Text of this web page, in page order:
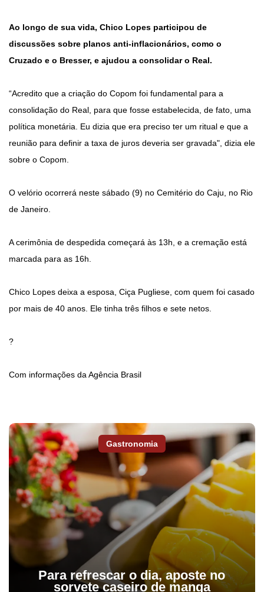
Ao longo de sua vida, Chico Lopes participou de
discussões sobre planos anti-inflacionários, como o
Cruzado e o Bresser, e ajudou a consolidar o Real.
“Acredito que a criação do Copom foi fundamental para a
consolidação do Real, para que fosse estabelecida, de fato, uma
política monetária. Eu dizia que era preciso ter um ritual e que a
reunião para definir a taxa de juros deveria ser gravada", dizia ele
sobre o Copom.
O velório ocorrerá neste sábado (9) no Cemitério do Caju, no Rio
de Janeiro.
A cerimônia de despedida começará às 13h, e a cremação está
marcada para as 16h.
Chico Lopes deixa a esposa, Ciça Pugliese, com quem foi casado
por mais de 40 anos. Ele tinha três filhos e sete netos.
?
Com informações da Agência Brasil
Gastronomia
Para refrescar o dia, aposte no
sorvete caseiro de manga